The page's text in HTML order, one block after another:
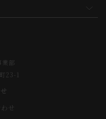
部
23-1
せ